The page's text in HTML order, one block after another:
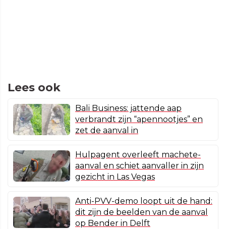
Lees ook
Bali Business: jattende aap
verbrandt zijn “apennootjes” en
zet de aanval in
Hulpagent overleeft machete-
aanval en schiet aanvaller in zijn
gezicht in Las Vegas
Anti-PVV-demo loopt uit de hand:
dit zijn de beelden van de aanval
op Bender in Delft